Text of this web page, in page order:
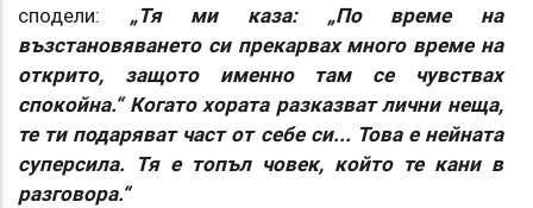
сподели: „Тя ми каза: „По време на
възстановяването си прекарвах много време на
открито, защото именно там се чувствах
спокойна.“ Когато хората разказват лични неща,
те ти подаряват част от себе си... Това е нейната
суперсила. Тя е топъл човек, който те кани в
разговора.“